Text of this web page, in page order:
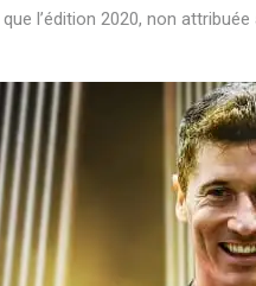
l’édition 2020, non